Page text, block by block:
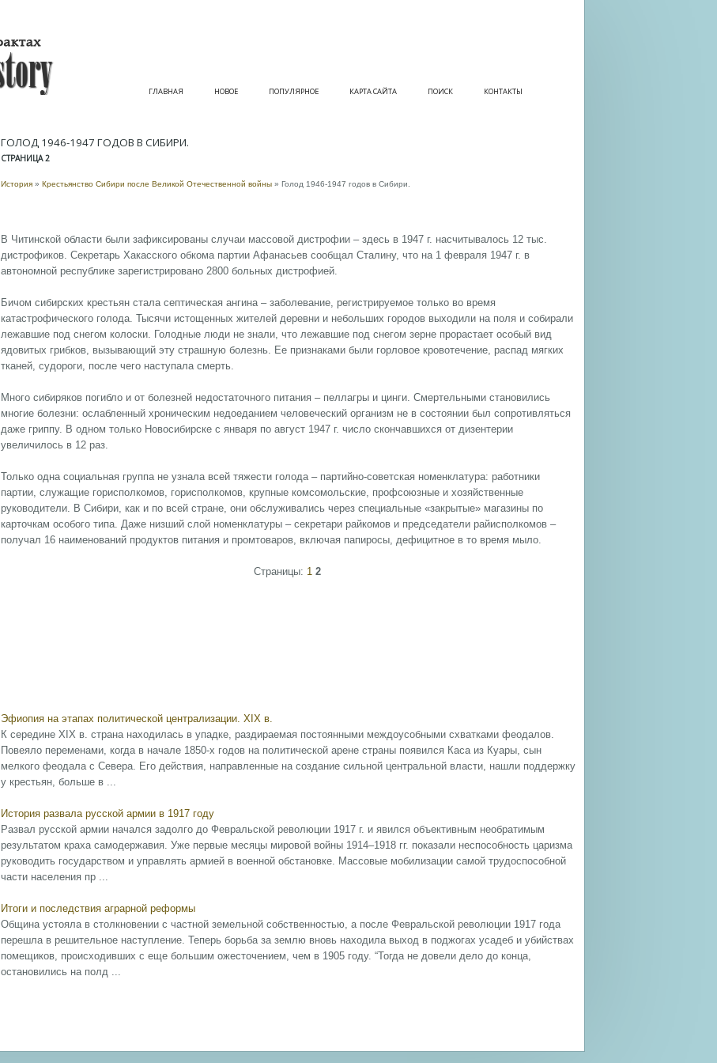
ГЛАВНАЯ НОВОЕ ПОПУЛЯРНОЕ КАРТА САЙТА ПОИСК КОНТАКТЫ
ГОЛОД 1946-1947 ГОДОВ В СИБИРИ.
СТРАНИЦА 2
История » Крестьянство Сибири после Великой Отечественной войны » Голод 1946-1947 годов в Сибири.
В Читинской области были зафиксированы случаи массовой дистрофии – здесь в 1947 г. насчитывалось 12 тыс.
дистрофиков. Секретарь Хакасского обкома партии Афанасьев сообщал Сталину, что на 1 февраля 1947 г. в
автономной республике зарегистрировано 2800 больных дистрофией.
Бичом сибирских крестьян стала септическая ангина – заболевание, регистрируемое только во время
катастрофического голода. Тысячи истощенных жителей деревни и небольших городов выходили на поля и собирали
лежавшие под снегом колоски. Голодные люди не знали, что лежавшие под снегом зерне прорастает особый вид
ядовитых грибков, вызывающий эту страшную болезнь. Ее признаками были горловое кровотечение, распад мягких
тканей, судороги, после чего наступала смерть.
Много сибиряков погибло и от болезней недостаточного питания – пеллагры и цинги. Смертельными становились
многие болезни: ослабленный хроническим недоеданием человеческий организм не в состоянии был сопротивляться
даже гриппу. В одном только Новосибирске с января по август 1947 г. число скончавшихся от дизентерии
увеличилось в 12 раз.
Только одна социальная группа не узнала всей тяжести голода – партийно-советская номенклатура: работники
партии, служащие горисполкомов, горисполкомов, крупные комсомольские, профсоюзные и хозяйственные
руководители. В Сибири, как и по всей стране, они обслуживались через специальные «закрытые» магазины по
карточкам особого типа. Даже низший слой номенклатуры – секретари райкомов и председатели райисполкомов –
получал 16 наименований продуктов питания и промтоваров, включая папиросы, дефицитное в то время мыло.
Страницы: 1 2
Эфиопия на этапах политической централизации. XIX в.
К середине XIX в. страна находилась в упадке, раздираемая постоянными междоусобными схватками феодалов.
Повеяло переменами, когда в начале 1850-х годов на политической арене страны появился Каса из Куары, сын
мелкого феодала с Севера. Его действия, направленные на создание сильной центральной власти, нашли поддержку
у крестьян, больше в ...
История развала русской армии в 1917 году
Развал русской армии начался задолго до Февральской революции 1917 г. и явился объективным необратимым
результатом краха самодержавия. Уже первые месяцы мировой войны 1914–1918 гг. показали неспособность царизма
руководить государством и управлять армией в военной обстановке. Массовые мобилизации самой трудоспособной
части населения пр ...
Итоги и последствия аграрной реформы
Община устояла в столкновении с частной земельной собственностью, а после Февральской революции 1917 года
перешла в решительное наступление. Теперь борьба за землю вновь находила выход в поджогах усадеб и убийствах
помещиков, происходивших с еще большим ожесточением, чем в 1905 году. “Тогда не довели дело до конца,
остановились на полд ...